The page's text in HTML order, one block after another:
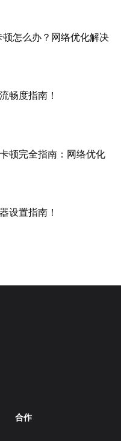
顿怎么办？网络优化解决
畅度指南！
顿完全指南：网络优化
设置指南！
合作